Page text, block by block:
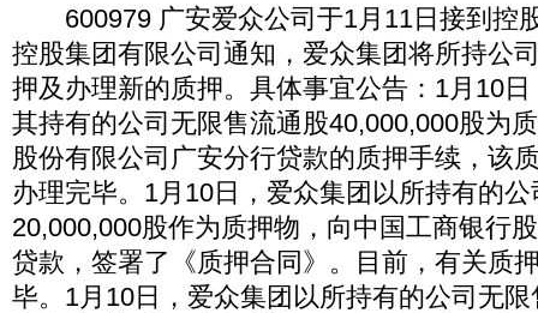
600979 广安爱众公司于1月11日接到控
控股集团有限公司通知，爱众集团将所持公
押及办理新的质押。具体事宜公告：1月10
其持有的公司无限售流通股40,000,000股为
股份有限公司广安分行贷款的质押手续，该
办理完毕。1月10日，爱众集团以所持有的
20,000,000股作为质押物，向中国工商银行
贷款，签署了《质押合同》。目前，有关质
毕。1月10日，爱众集团以所持有的公司无